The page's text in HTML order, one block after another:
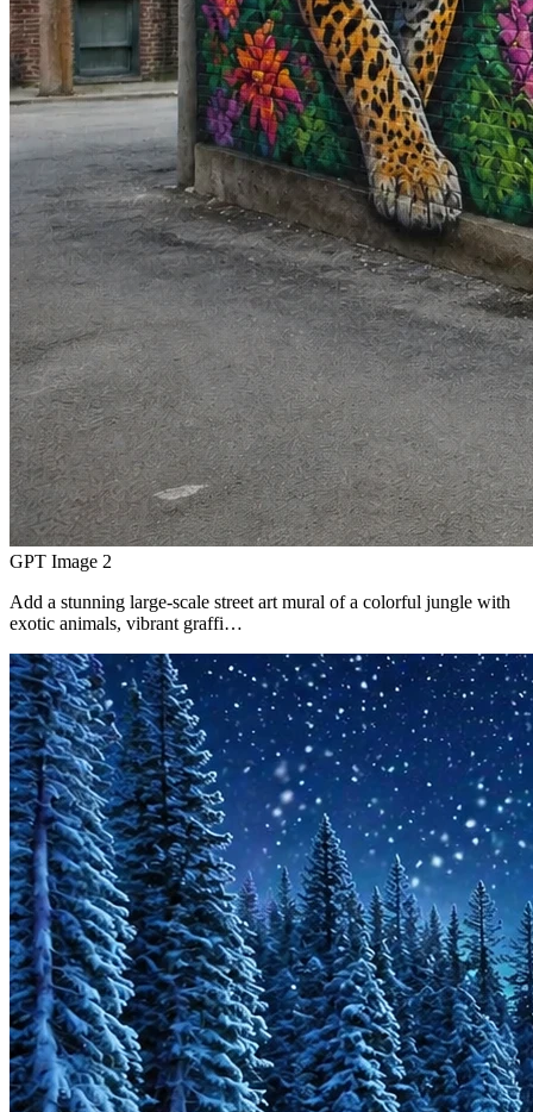
GPT Image 2
Add a stunning large-scale street art mural of a colorful jungle with
exotic animals, vibrant graffi…